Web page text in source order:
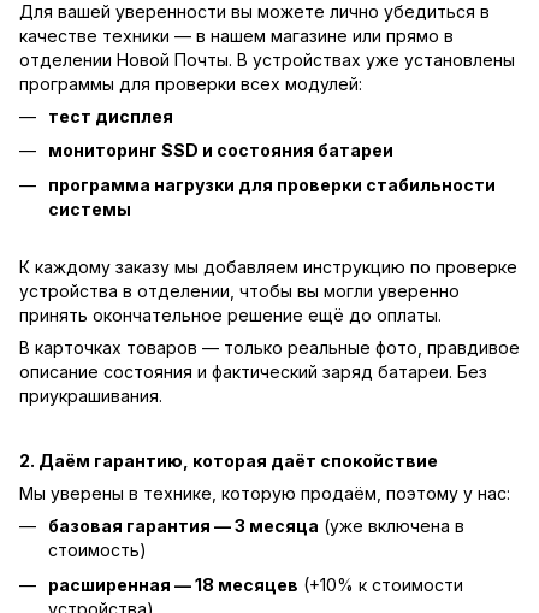
Для вашей уверенности вы можете лично убедиться в
качестве техники — в нашем магазине или прямо в
отделении Новой Почты. В устройствах уже установлены
программы для проверки всех модулей:
тест дисплея
мониторинг SSD и состояния батареи
программа нагрузки для проверки стабильности
системы
К каждому заказу мы добавляем инструкцию по проверке
устройства в отделении, чтобы вы могли уверенно
принять окончательное решение ещё до оплаты.
В карточках товаров — только реальные фото, правдивое
описание состояния и фактический заряд батареи. Без
приукрашивания.
2. Даём гарантию, которая даёт спокойствие
Мы уверены в технике, которую продаём, поэтому у нас:
базовая гарантия — 3 месяца (уже включена в
стоимость)
расширенная — 18 месяцев (+10% к стоимости
устройства)